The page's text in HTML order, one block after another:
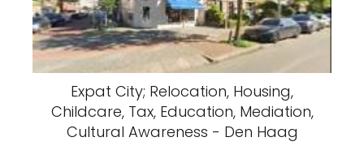
Expat City; Relocation, Housing,
Childcare, Tax, Education, Mediation,
Cultural Awareness - Den Haag